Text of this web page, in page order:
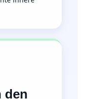
den